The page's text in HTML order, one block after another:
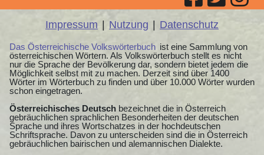
Impressum | Nutzung | Datenschutz
Das Österreichische Volkswörterbuch ist eine Sammlung von
österreichischen Wörtern. Als Volkswörterbuch stellt es nicht
nur die Sprache der Bevölkerung dar, sondern bietet jedem die
Möglichkeit selbst mit zu machen. Derzeit sind über 1400
Wörter im Wörterbuch zu finden und über 10.000 Wörter wurden
schon eingetragen.
Österreichisches Deutsch bezeichnet die in Österreich
gebräuchlichen sprachlichen Besonderheiten der deutschen
Sprache und ihres Wortschatzes in der hochdeutschen
Schriftsprache. Davon zu unterscheiden sind die in Österreich
gebräuchlichen bairischen und alemannischen Dialekte.